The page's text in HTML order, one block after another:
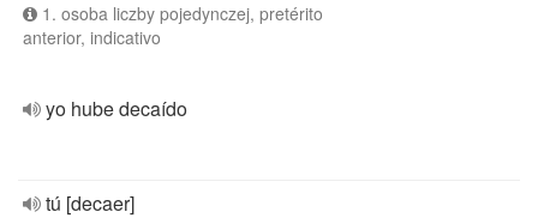
1. osoba liczby pojedynczej, pretérito
anterior, indicativo
yo hube decaído
tú [decaer]